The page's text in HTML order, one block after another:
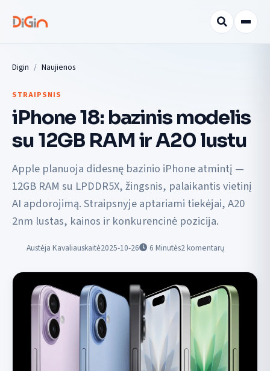
Digin Naujienos
STRAIPSNIS
iPhone 18: bazinis modelis
su 12GB RAM ir A20 lustu
Apple planuoja didesnę bazinio iPhone atmintį —
12GB RAM su LPDDR5X, žingsnis, palaikantis vietinį
AI apdorojimą. Straipsnyje aptariami tiekėjai, A20
2nm lustas, kainos ir konkurencinė pozicija.
Austėja Kavaliauskaitė2025-10-26 6 Minutės2 komentarų